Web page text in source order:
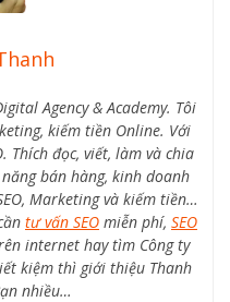
Agency & Academy. Tôi
kiếm tiền Online. Với
Thích đọc, viết, làm và chia
năng bán hàng, kinh doanh
Marketing và kiếm tiền…
tư vấn SEO miễn phí, SEO
internet hay tìm Công ty
kiệm thì giới thiệu Thanh
nhiều…